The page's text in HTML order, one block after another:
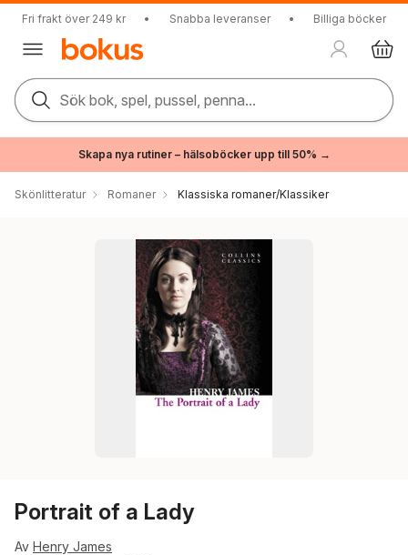
Fri frakt över 249 kr • Snabba leveranser • Billiga böcker
Sök bok, spel, pussel, penna...
Skapa nya rutiner – hälsoböcker upp till 50% →
Skönlitteratur Romaner Klassiska romaner/Klassiker
Portrait of a Lady
Av Henry James